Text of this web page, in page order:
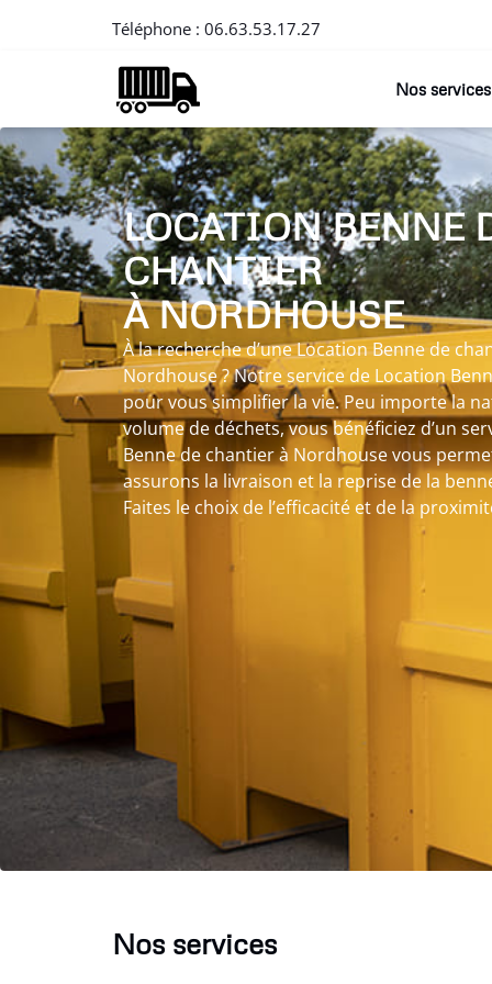
Téléphone : 06.63.53.17.27
Nos services
LOCATION BENNE
CHANTIER
À NORDHOUSE
À la recherche d’une Location Benne de
Nordhouse ? Notre service de Location
pour vous simplifier la vie. Peu importe la
volume de déchets, vous bénéficiez d’un
Benne de chantier à Nordhouse vous
assurons la livraison et la reprise de la
Faites le choix de l’efficacité et de la
Nos services